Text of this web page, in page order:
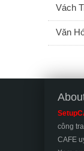
Vách
Văn
công
CAFE